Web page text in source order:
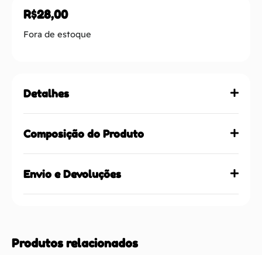
R$28,00
Fora de estoque
Detalhes
Composição do Produto
Envio e Devoluções
Produtos relacionados